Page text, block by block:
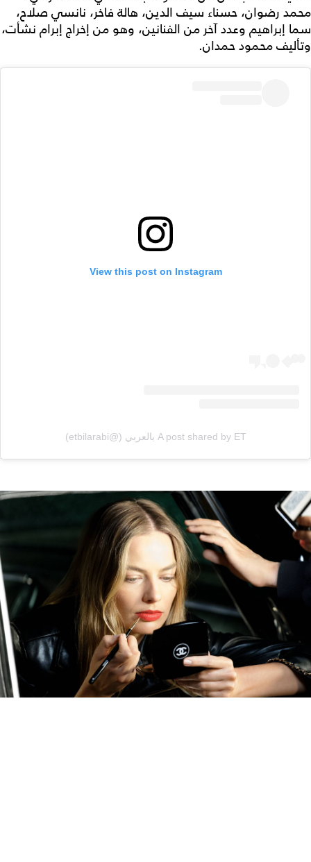
محمد رضوان، حسناء سيف الدين، هالة فاخر، نانسي صلاح،
سما إبراهيم وعدد آخر من الفنانين، وهو من إخراج إبرام نشأت،
وتأليف محمود حمدان.
View this post on Instagram
A post shared by ET بالعربي (@etbilarabi)